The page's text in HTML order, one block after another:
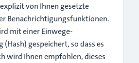
von Ihnen gesetzte
Benachrichtigungsfunktionen.
mit einer Einwege-
(Hash) gespeichert, so dass es
wird Ihnen empfohlen, dieses